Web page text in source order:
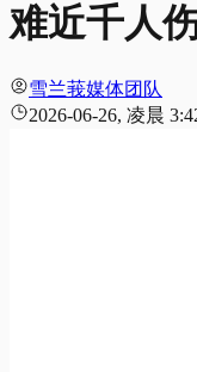
难近千人
雪兰莪媒体团队
2026-06-26, 凌晨